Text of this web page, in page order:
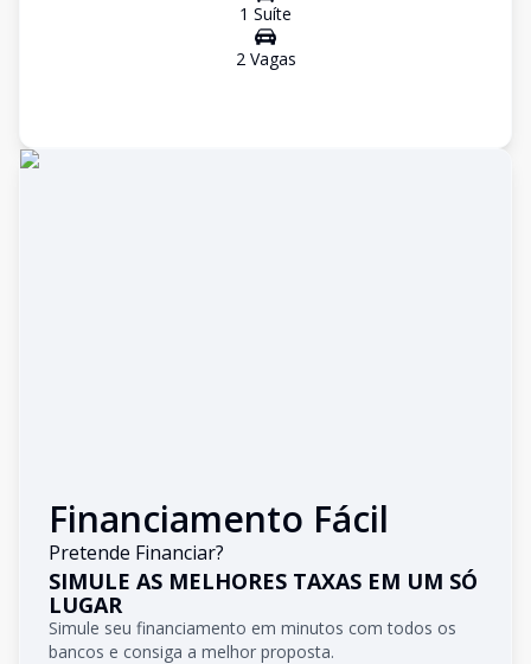
1 Suíte
2Vagas
Financiamento Fácil
Pretende Financiar?
SIMULE AS MELHORES TAXAS EM UM SÓ
LUGAR
Simule seu financiamento em minutos com todos os
bancos e consiga a melhor proposta.